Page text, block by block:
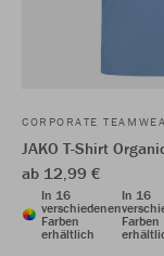
CORPORATE
JAKO T-Shirt
ab 12,99 €
In 16
verschiedenen
Farben
erhältlich
In 16
Farben